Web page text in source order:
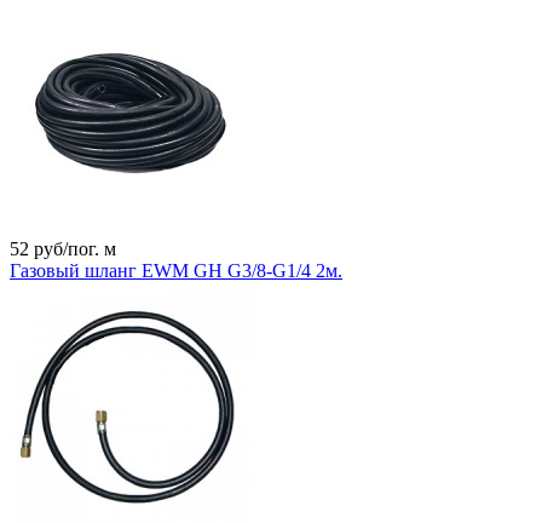
52 руб/пог. м
Газовый шланг EWM GH G3/8-G1/4 2м.